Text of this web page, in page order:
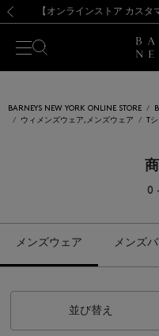
【夏季休業に伴う出荷
熊本県を中心とした地震
【開催中】
【夏季休業に伴う出荷
BARNEYS NEW YORK ONLINE STORE
ウィメンズウェア,メンズウェア
T
0
メンズウェア メンズ
並び替え